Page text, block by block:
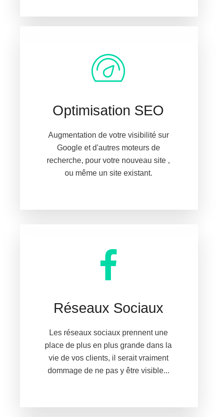
Optimisation SEO
Augmentation de votre visibilité sur
Google et d'autres moteurs de
recherche, pour votre nouveau site ,
ou même un site existant.
Réseaux Sociaux
Les réseaux sociaux prennent une
place de plus en plus grande dans la
vie de vos clients, il serait vraiment
dommage de ne pas y être visible...